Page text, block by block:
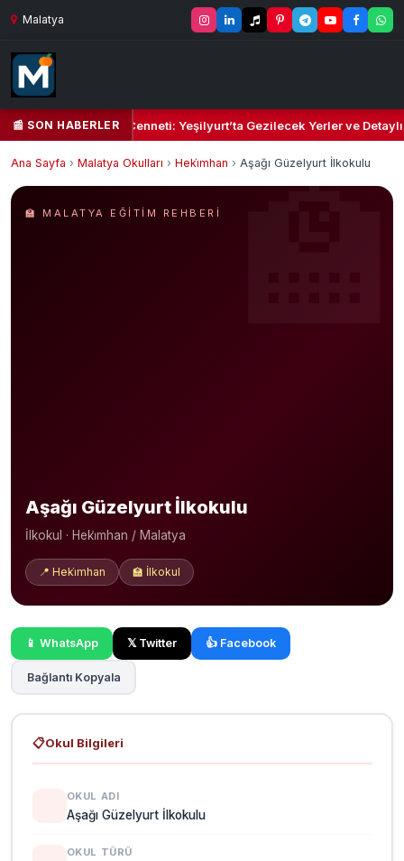
Malatya
📰 SON HABERLER
Yeşil Kalbi ve Kültür Cenneti: Yeşilyurt’ta Gezilecek Yerler ve Detaylı
Ana Sayfa › Malatya Okulları › Heki̇mhan › Aşağı Güzelyurt İlkokulu
🏫 MALATYA EĞITIM REHBERI
Aşağı Güzelyurt İlkokulu
İlkokul · Heki̇mhan / Malatya
📍 Heki̇mhan 🏫 İlkokul
📱 WhatsApp 𝕏 Twitter 👍 Facebook
Bağlantı Kopyala
📋Okul Bilgileri
OKUL ADI
Aşağı Güzelyurt İlkokulu
OKUL TÜRÜ